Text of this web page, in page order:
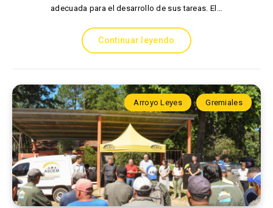
adecuada para el desarrollo de sus tareas. El…
Continuar leyendo
Arroyo Leyes Gremiales